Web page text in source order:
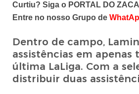
Curtiu? Siga o PORTAL DO
Entre no nosso Grupo de
Dentro de campo,
assistências em apenas
última LaLiga. Com a
distribuir duas